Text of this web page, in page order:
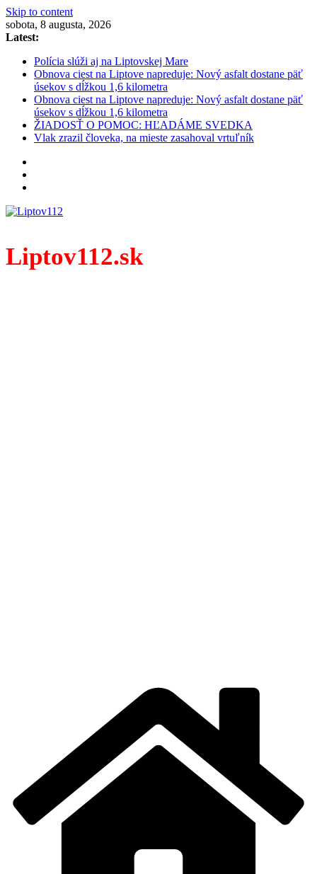
Skip to content
sobota, 8 augusta, 2026
Latest:
Polícia slúži aj na Liptovskej Mare
Obnova ciest na Liptove napreduje: Nový asfalt dostane päť
úsekov s dĺžkou 1,6 kilometra
Obnova ciest na Liptove napreduje: Nový asfalt dostane päť
úsekov s dĺžkou 1,6 kilometra
ŽIADOSŤ O POMOC: HĽADÁME SVEDKA
Vlak zrazil človeka, na mieste zasahoval vrtuľník
Liptov112.sk